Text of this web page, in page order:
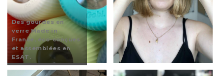
Des gourdes en
verre Made in
France, éco-conçues
et assemblées en
ESAT.